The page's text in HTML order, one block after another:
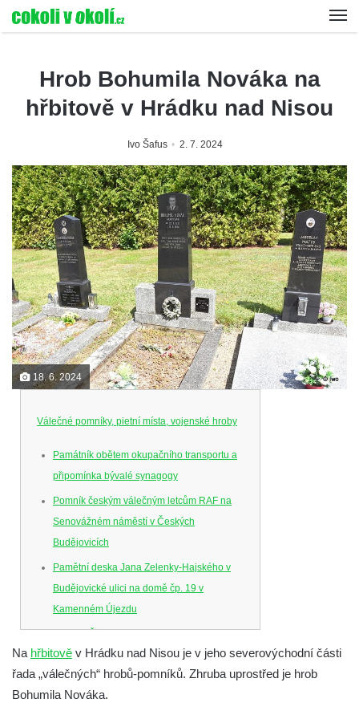
Hrob Bohumila Nováka na
hřbitově v Hrádku nad Nisou
Ivo Šafus 2. 7. 2024
18. 6. 2024
Válečné pomníky, pietní místa, vojenské hroby
Památník obětem okupačního transportu a
připomínka bývalé synagogy
Pomník českým válečným letcům RAF na
Senovážném náměstí v Českých
Budějovicích
Pamětní deska Jana Zelenky-Hajského v
Budějovické ulici na domě čp. 19 v
Kamenném Újezdu
Kenotaf Šimona Valhy na starém hřbitově v
Kamenném Újezdě
Kenotaf Václava B. Hájka na starém
hřbitově v Kamenném Újezdě
Na hřbitově v Hrádku nad Nisou je v jeho severovýchodní části
řada „válečných“ hrobů-pomníků. Zhruba uprostřed je hrob
Bohumila Nováka.